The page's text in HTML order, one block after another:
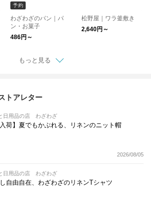
予約
わざわざのパン｜パ
ン・お菓子
486円～
松野屋｜ワラ釜敷き
2,640円～
もっと見る
トアレター
日用品の店 わざわざ
入荷】夏でもかぶれる、リネンのニット帽
2026/08/05
日用品の店 わざわざ
自由自在、わざわざのリネンTシャツ